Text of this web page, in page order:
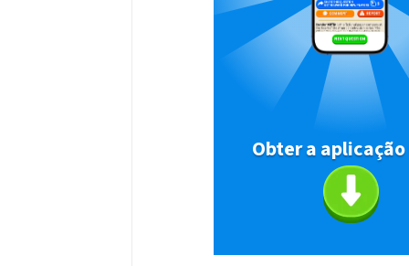
Obter a